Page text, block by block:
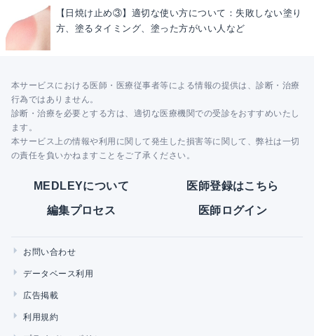
【日焼け止め③】適切な使い方について：失敗しない塗り
方、塗るタイミング、塗った方がいい人など
本サービスにおける医師・医療従事者等による情報の提供は、診断・治療
行為ではありません。
診断・治療を必要とする方は、適切な医療機関での受診をおすすめいたし
ます。
本サービス上の情報や利用に関して発生した損害等に関して、弊社は一切
の責任を負いかねますことをご了承ください。
MEDLEYについて 医師登録はこちら
編集プロセス 医師ログイン
お問い合わせ
データベース利用
広告掲載
利用規約